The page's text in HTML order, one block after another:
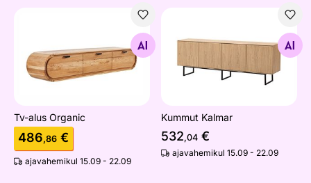
Otsi sarnaseid
Tv-alus Organic
486,86 €
ajavahemikul 15.09 - 22.09
Otsi sarnaseid
Kummut Kalmar
532,04 €
ajavahemikul 15.09 - 22.09